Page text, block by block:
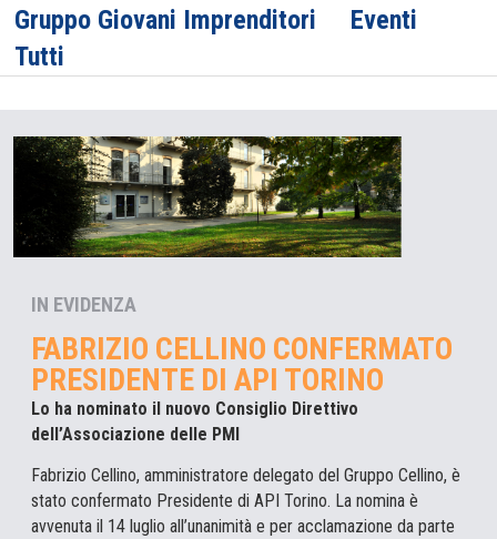
Gruppo Giovani Imprenditori
Eventi
Tutti
IN EVIDENZA
FABRIZIO CELLINO CONFERMATO
PRESIDENTE DI API TORINO
Lo ha nominato il nuovo Consiglio Direttivo
dell’Associazione delle PMI
Fabrizio Cellino, amministratore delegato del Gruppo Cellino, è
stato confermato Presidente di API Torino. La nomina è
avvenuta il 14 luglio all’unanimità e per acclamazione da parte